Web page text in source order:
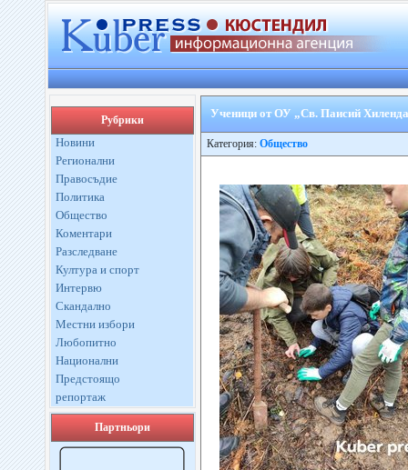
Рубрики
Новини
Регионални
Правосъдие
Политика
Общество
Коментари
Разследване
Култура и спорт
Интервю
Скандално
Местни избори
Любопитно
Национални
Предстоящо
репортаж
Партньори
Ученици от ОУ „Св. Паисий
Категория: Общество